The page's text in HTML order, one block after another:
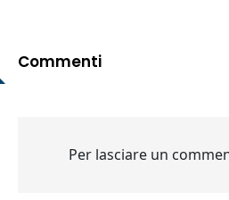
Commenti